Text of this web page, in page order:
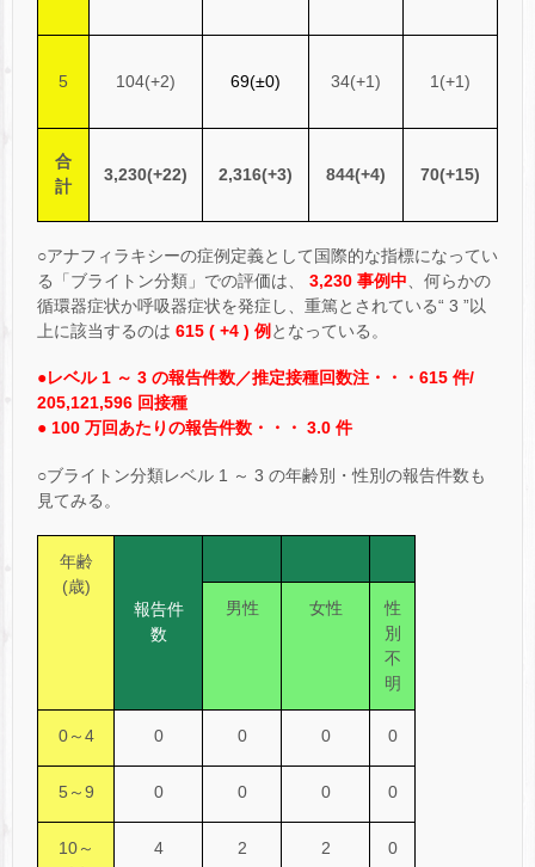
5 104(+2) 69(±0) 34(+1) 1(+1)
合
計
3,230(+22) 2,316(+3) 844(+4) 70(+15)
○アナフィラキシーの症例定義として国際的な指標になってい
る「ブライトン分類」での評価は、
3,230 事例中、何らかの
循環器症状か呼吸器症状を発症し、重篤とされている“ 3 ”以
上に該当するのは 615 ( +4 ) 例 となっている。
●レベル 1 ～ 3 の報告件数／推定接種回数注・・・615 件/
205,121,596 回接種
● 100 万回あたりの報告件数・・・ 3.0 件
○ブライトン分類レベル 1 ～ 3 の年齢別・性別の報告件数も
見てみる。
年齢
(歳)
報告件
数
男性 女性
性
別
不
明
0～4 0 0 0 0
5～9 0 0 0 0
10～
4 2 2 0